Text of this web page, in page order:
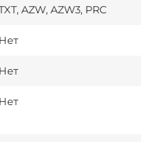
AZW, AZW3, PRC
Нет
Нет
Нет